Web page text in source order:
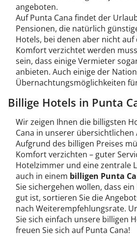
angeboten.
Auf Punta Cana findet der
Pensionen, die natürlich
Hotels, bei denen aber nicht
Komfort verzichtet werden
sein, dass einige Vermieter
anbieten. Auch einige der
Übernachtungsmöglichkeiten
Billige Hotels in Punta
Wir zeigen Ihnen die billigsten
Cana in unserer übersichtlichen
Aufgrund des billigen Preises
Komfort verzichten – guter
Hotelzimmer und eine zentrale
auch in einem billigen Punta
Sie sichergehen wollen, dass
gut ist, sortieren Sie die
nach Weiterempfehlungsrate.
Sie sich einfach unsere billigen
freuen Sie sich auf Punta Cana!